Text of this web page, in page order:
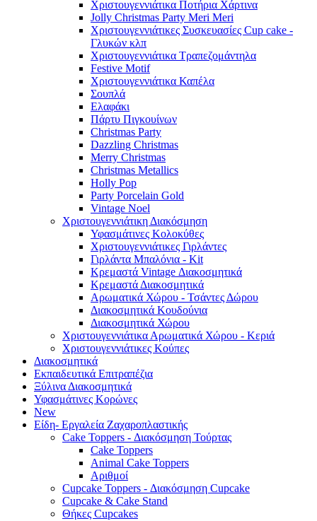
Χριστουγεννιάτικα Ποτήρια Χάρτινα
Jolly Christmas Party Meri Meri
Χριστουγεννιάτικες Συσκευασίες Cup cake -
Γλυκών κλπ
Χριστουγεννιάτικα Τραπεζομάντηλα
Festive Motif
Χριστουγεννιάτικα Καπέλα
Σουπλά
Ελαφάκι
Πάρτυ Πιγκουίνων
Christmas Party
Dazzling Christmas
Merry Christmas
Christmas Metallics
Holly Pop
Party Porcelain Gold
Vintage Noel
Χριστουγεννιάτικη Διακόσμηση
Υφασμάτινες Κολοκύθες
Χριστουγεννιάτικες Γιρλάντες
Γιρλάντα Μπαλόνια - Kit
Κρεμαστά Vintage Διακοσμητικά
Κρεμαστά Διακοσμητικά
Αρωματικά Χώρου - Τσάντες Δώρου
Διακοσμητικά Κουδούνια
Διακοσμητικά Χώρου
Χριστουγεννιάτικα Αρωματικά Χώρου - Κεριά
Χριστουγεννιάτικες Κούπες
Διακοσμητικά
Εκπαιδευτικά Επιτραπέζια
Ξύλινα Διακοσμητικά
Υφασμάτινες Κορώνες
New
Είδη- Εργαλεία Ζαχαροπλαστικής
Cake Toppers - Διακόσμηση Τούρτας
Cake Toppers
Animal Cake Toppers
Αριθμοί
Cupcake Toppers - Διακόσμηση Cupcake
Cupcake & Cake Stand
Θήκες Cupcakes